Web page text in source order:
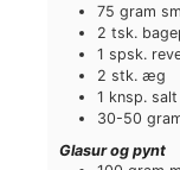
75 gram
2 tsk.
1 spsk.
2 stk. æg
1 knsp. salt
30-50
Glasur og pynt